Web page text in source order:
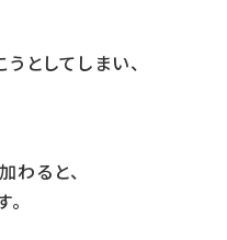
としてしまい、
わると、